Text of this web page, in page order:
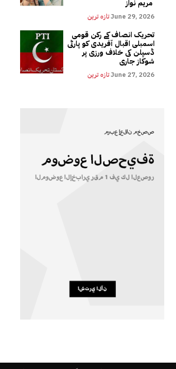
تازہ ترینJune 29, 2026
تحریک انصاف کے رکن قومی
اسمبلی اقبال آفریدی کو پارٹی
ڈسپلن کی خلاف ورزی پر
شوکاز جاری
تازہ ترینJune 27, 2026